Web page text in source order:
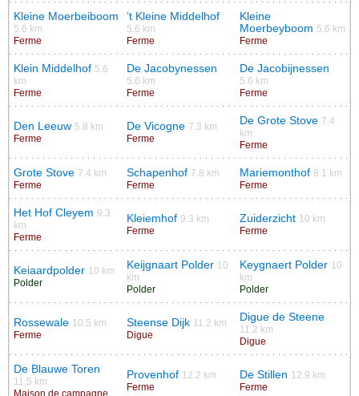
Kleine Moerbeiboom
5.6 km
Ferme
’t Kleine Middelhof
5.6 km
Ferme
Kleine
Moerbeyboom 5.6 km
Ferme
Klein Middelhof 5.6
km
Ferme
De Jacobynessen
5.6 km
Ferme
De Jacobijnessen
5.6 km
Ferme
Den Leeuw 5.8 km
Ferme
De Vicogne 7.3 km
Ferme
De Grote Stove 7.4
km
Ferme
Grote Stove 7.4 km
Ferme
Schapenhof 7.8 km
Ferme
Mariemonthof 8.1 km
Ferme
Het Hof Cleyem 9.3
km
Ferme
Kleiemhof 9.3 km
Ferme
Zuiderzicht 10 km
Ferme
Keiaardpolder 10 km
Polder
Keijgnaart Polder 10
km
Polder
Keygnaert Polder 10
km
Polder
Rossewale 10.5 km
Ferme
Steense Dijk 11.2 km
Digue
Digue de Steene
11.2 km
Digue
De Blauwe Toren
11.5 km
Maison de campagne
Provenhof 12.2 km
Ferme
De Stillen 12.9 km
Ferme